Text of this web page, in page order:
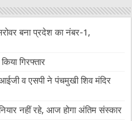
बना प्रदेश का नंबर-1,
गिरफ्तार
व एसपी ने पंचमुखी शिव मंदिर
नहीं रहे, आज होगा अंतिम संस्कार